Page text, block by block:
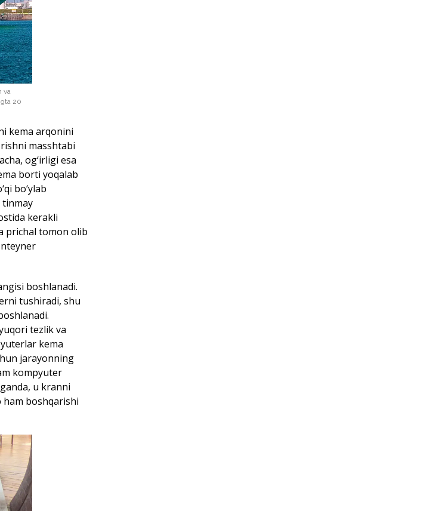
va
20
kema arqonini
masshtabi
og‘irligi esa
borti yoqalab
bo‘ylab
kerakli
prichal tomon olib
boshlanadi.
tushiradi, shu
tezlik va
kema
jarayonning
kompyuter
u kranni
boshqarishi